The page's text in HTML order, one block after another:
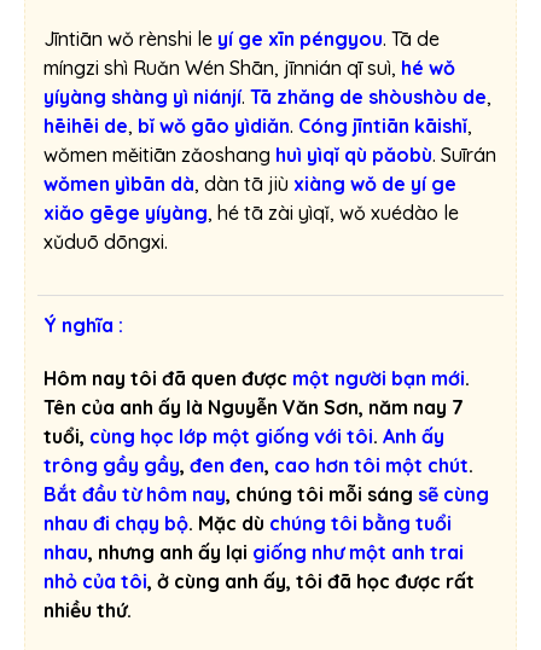
Jīntiān wǒ rènshi le yí ge xīn péngyou. Tā de
míngzi shì Ruǎn Wén Shān, jīnnián qī suì, hé wǒ
yíyàng shàng yì niánjí. Tā zhǎng de shòushòu de,
hēihēi de, bǐ wǒ gāo yìdiǎn. Cóng jīntiān kāishǐ,
wǒmen měitiān zǎoshang huì yìqǐ qù pǎobù. Suīrán
wǒmen yìbān dà, dàn tā jiù xiàng wǒ de yí ge
xiǎo gēge yíyàng, hé tā zài yìqǐ, wǒ xuédào le
xǔduō dōngxi.
Ý nghĩa :
Hôm nay tôi đã quen được một người bạn mới.
Tên của anh ấy là Nguyễn Văn Sơn, năm nay 7
tuổi, cùng học lớp một giống với tôi. Anh ấy
trông gầy gầy, đen đen, cao hơn tôi một chút.
Bắt đầu từ hôm nay, chúng tôi mỗi sáng sẽ cùng
nhau đi chạy bộ. Mặc dù chúng tôi bằng tuổi
nhau, nhưng anh ấy lại giống như một anh trai
nhỏ của tôi, ở cùng anh ấy, tôi đã học được rất
nhiều thứ.